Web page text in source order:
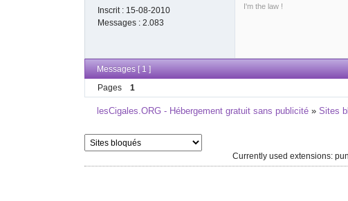
Inscrit : 15-08-2010
Messages : 2.083
I'm the law !
Messages [ 1 ]
Pages
1
lesCigales.ORG - Hébergement gratuit sans publicité »Sites
Currently used extensions: